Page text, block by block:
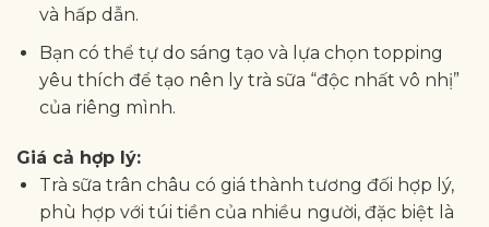
và hấp dẫn.
Bạn có thể tự do sáng tạo và lựa chọn topping
yêu thích để tạo nên ly trà sữa “độc nhất vô nhị”
của riêng mình.
Giá cả hợp lý:
Trà sữa trân châu có giá thành tương đối hợp lý,
phù hợp với túi tiền của nhiều người, đặc biệt là